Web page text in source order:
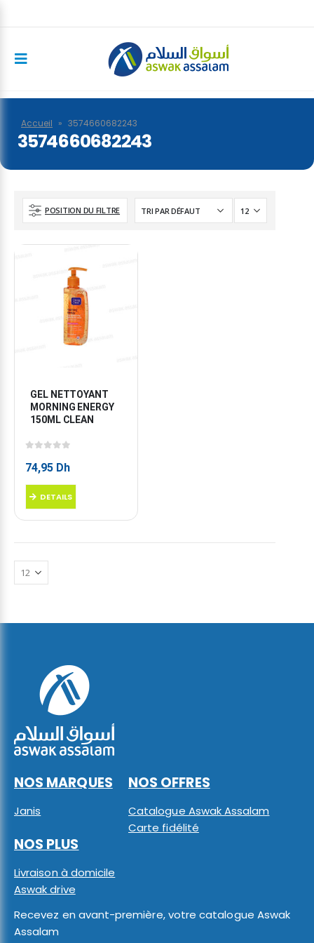
Accueil » 3574660682243
3574660682243
POSITION DU FILTRE
GEL NETTOYANT
MORNING ENERGY
150ML CLEAN
74,95 Dh
DETAILS
NOS MARQUES
Janis
NOS OFFRES
Catalogue Aswak Assalam
Carte fidélité
NOS PLUS
Livraison à domicile
Aswak drive
Recevez en avant-première, votre catalogue Aswak
Assalam